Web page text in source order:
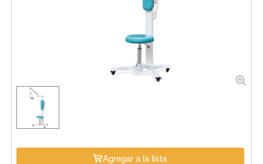
Agregar a la lista